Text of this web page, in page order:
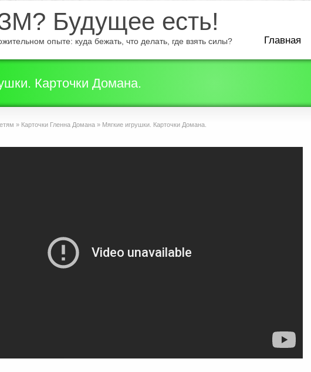
Будущее есть!
опыте: куда бежать, что делать, где взять силы? Главная
Карточки Домана.
» Карточки Гленна Домана » Мягкие игрушки. Карточки Домана.